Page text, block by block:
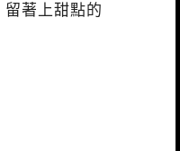
著上甜點的